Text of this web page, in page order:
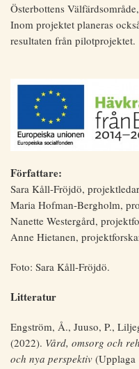
Österbottens
Inom projektet planeras
resultaten från pilotprojektet.
Författare:
Sara Kåll-Fröjdö,
Maria Hofman-Bergholm,
Nanette Westergård,
Anne Hietanen,
Foto: Sara Kåll-Fröjdö.
Litteratur
Engström, Å., Juuso, P.,
(2022). Vård, omsorg och
och nya perspektiv (Upplaga